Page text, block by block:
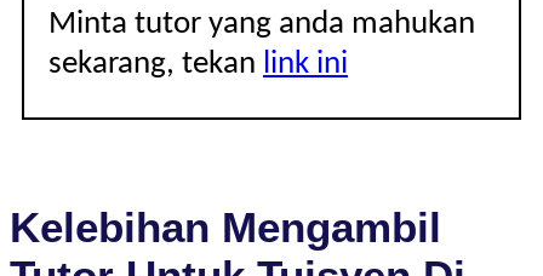
Minta tutor yang anda mahukan
sekarang, tekan link ini
Kelebihan Mengambil